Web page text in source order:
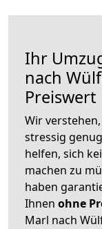
Ihr
nach
Preiswert
Wir
stressig
helfen, sich
machen zu
haben
Ihnen ohne
Marl nach